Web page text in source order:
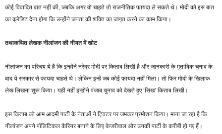
कोई विवादित बात नहीं की, जबकि अगर वो चाहते तो राजनीतिक फायदा ले सकते थे। मोदी को इस बात
का क्रेडिट देना होगा कि उन्होंने जनता की शक्ति का जागृत करने का काम किया।
तथाकथित लेखक नीलांजन की नीयत में खोट
नीलांजन का परिचय ये है कि इन्होंने नरेंद्र मोदी पर किताब लिखी है और जानकारी के मुताबिक चुनाव के
बाद ये सरकार से फायदा चाहते थे। लेकिन इन्हें जब कोई फायदा नहीं मिला। तो फिर मोदी के खिलाफ
लेख लिखना शुरू किया। यही नहीं इन्होंने पंजाब चुनाव को देखते हुए ‘सिख’ किताब लिखी।
इस किताब को आम आदमी पार्टी के नेताओं ने ट्विटर पर जमकर प्रमोशन किया। माना जा रहा है कि
नीलांजन अपने पॉलिटिकल कैरियर बनाने के लिए केजरीवाल और उनकी पार्टी के करीबी हो गए हैं।